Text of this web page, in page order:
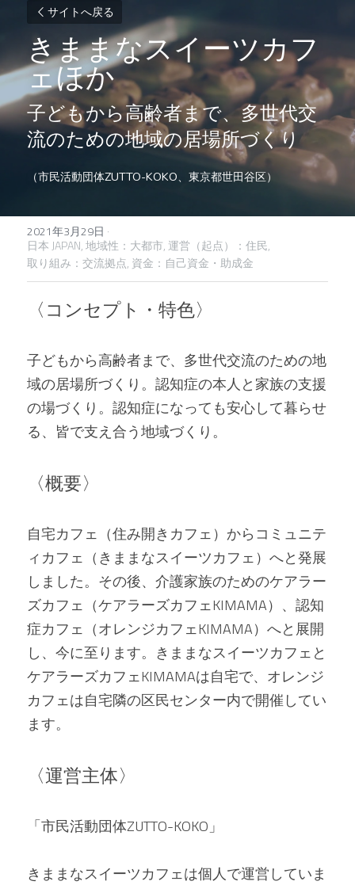
サイトへ戻る
きままなスイーツカフ
ェほか
子どもから高齢者まで、多世代交
流のための地域の居場所づくり
（市民活動団体ZUTTO-KOKO、東京都世田谷区）
2021年3月29日 ·
日本 JAPAN,地域性：大都市, 運営（起点）：住民,
取り組み：交流拠点, 資金：自己資金・助成金
〈コンセプト・特色〉
子どもから高齢者まで、多世代交流のための地
域の居場所づくり。認知症の本人と家族の支援
の場づくり。認知症になっても安心して暮らせ
る、皆で支え合う地域づくり。
〈概要〉
自宅カフェ（住み開きカフェ）からコミュニテ
ィカフェ（きままなスイーツカフェ）へと発展
しました。その後、介護家族のためのケアラー
ズカフェ（ケアラーズカフェKIMAMA）、認知
症カフェ（オレンジカフェKIMAMA）へと展開
し、今に至ります。きままなスイーツカフェと
ケアラーズカフェKIMAMAは自宅で、オレンジ
カフェは自宅隣の区民センター内で開催してい
ます。
〈運営主体〉
「市民活動団体ZUTTO-KOKO」
きままなスイーツカフェは個人で運営していま